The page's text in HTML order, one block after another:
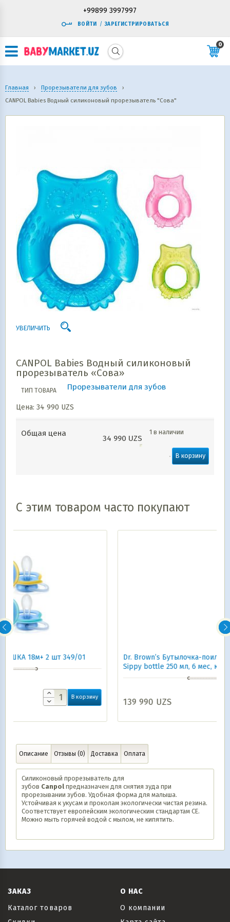
+99899 3997997
ВОЙТИ / ЗАРЕГИСТРИРОВАТЬСЯ
0
Главная › Прорезыватели для зубов
›
CANPOL Babies Водный силиконовый прорезыватель "Сова"
УВЕЛИЧИТЬ
CANPOL Babies Водный силиконовый
прорезыватель «Сова»
ТИП ТОВАРА Прорезыватели для зубов
Цена: 34 990 UZS
Общая цена
34 990 UZS
1 в наличии
В корзину
С этим товаром часто покупают
Dr. Brown’s Бутылочка-поильник с узким горлом
Sippy bottle 250 мл, 6 мес, кролик
139 990UZS
Описание Отзывы (0) Доставка Оплата
Силиконовый прорезыватель для
зубов Canpol предназначен для снятия зуда при
прорезывании зубов. Удобная форма для малыша.
Устойчивая к укусам и проколам экологически чистая резина.
Соответствует европейским экологическим стандартам СЕ.
Можно мыть горячей водой с мылом, не кипятить.
ЗАКАЗ
Каталог товаров
О НАС
О компании